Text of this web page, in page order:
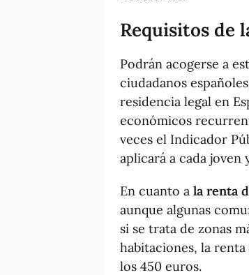
Requisitos de
Podrán acogerse a
ciudadanos
residencia legal en
económicos
veces el Indicador
aplicará a cada joven
En cuanto a la renta
aunque algunas
si se trata de zonas
habitaciones, la
los 450 euros.